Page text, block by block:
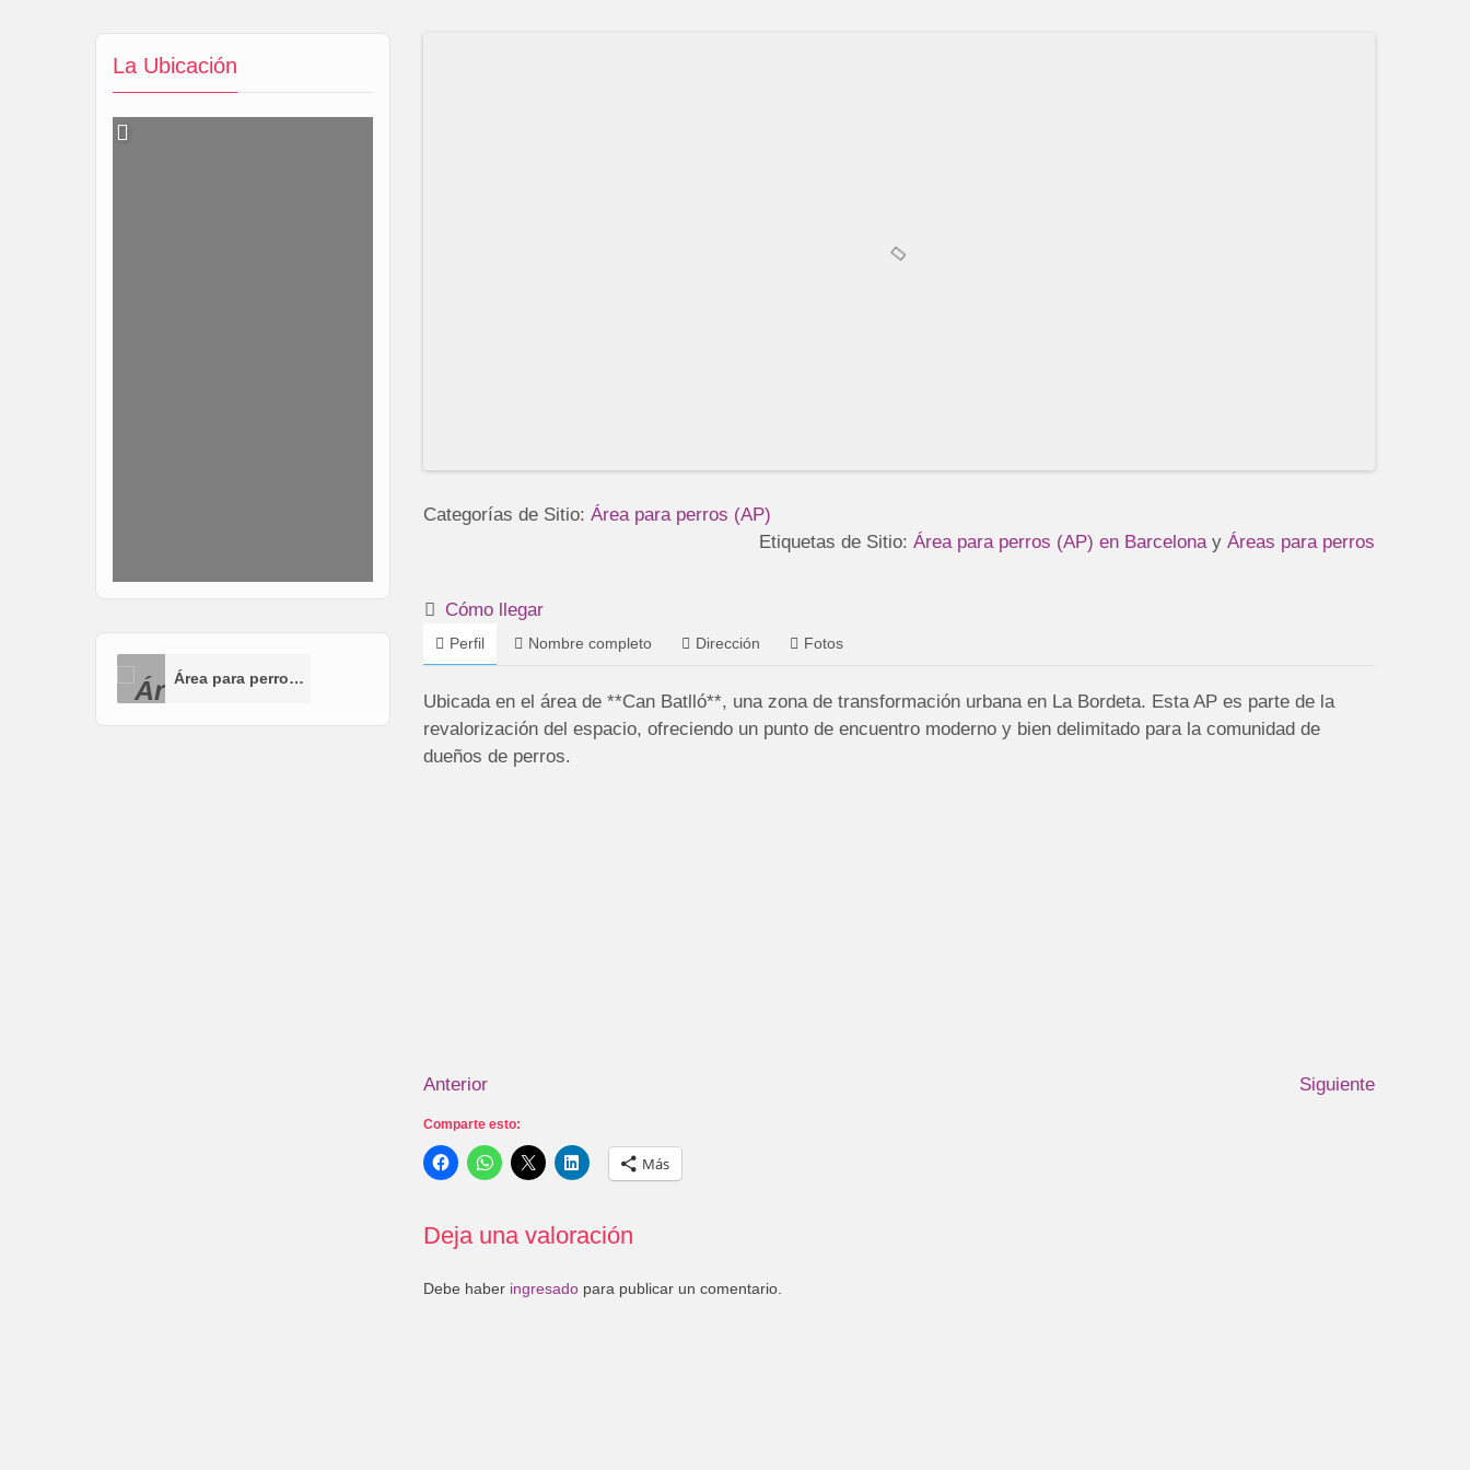
La Ubicación
Área para perros (AP)
Categorías de Sitio: Área para perros (AP)
Etiquetas de Sitio: Área para perros (AP) en Barcelonay Áreas para perros
Cómo llegar
Perfil Nombre completo Dirección Fotos
Ubicada en el área de **Can Batlló**, una zona de transformación urbana en La Bordeta. Esta AP es parte de la
revalorización del espacio, ofreciendo un punto de encuentro moderno y bien delimitado para la comunidad de
dueños de perros.
Anterior Siguiente
Comparte esto:
Más
Deja una valoración
Debe haber ingresado para publicar un comentario.